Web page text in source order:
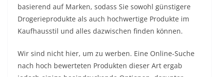
basierend auf Marken, sodass Sie sowohl günstigere
Drogerieprodukte als auch hochwertige Produkte im
Kaufhausstil und alles dazwischen finden können.
Wir sind nicht hier, um zu werben. Eine Online-Suche
nach hoch bewerteten Produkten dieser Art ergab